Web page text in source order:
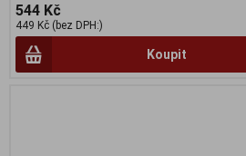
544 Kč
449 Kč (bez DPH:)
Koupit